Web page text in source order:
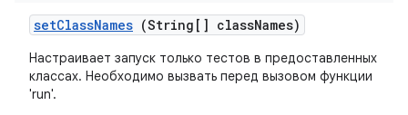
setClassNames (String[] classNames)
Настраивает запуск только тестов в предоставленных
классах. Необходимо вызвать перед вызовом функции
'run'.